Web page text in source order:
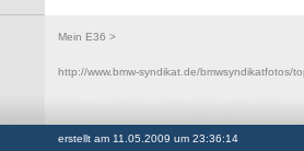
Mein E36 >
http://www.bmw-syndikat.de/bmwsyndikatfotos/
erstellt am 11.05.2009 um 23:36:14